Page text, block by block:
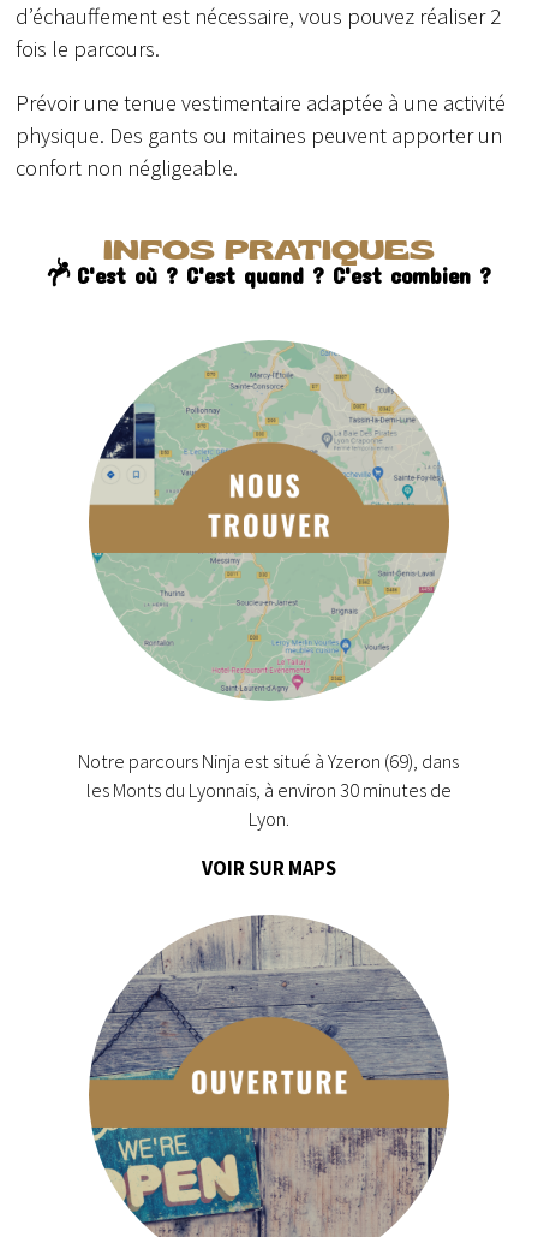
d’échauffement est nécessaire, vous pouvez réaliser 2
fois le parcours.
Prévoir une tenue vestimentaire adaptée à une activité
physique. Des gants ou mitaines peuvent apporter un
confort non négligeable.
INFOS PRATIQUES
C'est où ? C'est quand ? C'est combien ?
Notre parcours Ninja est situé à Yzeron (69), dans
les Monts du Lyonnais, à environ 30 minutes de
Lyon.
VOIR SUR MAPS